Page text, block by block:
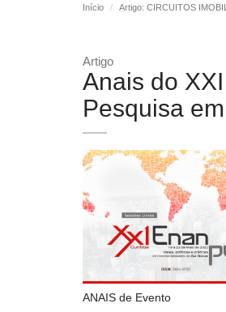
Início Artigo: CIRCUITOS
Artigo
Anais do
Pesquisa
ANAIS de Evento